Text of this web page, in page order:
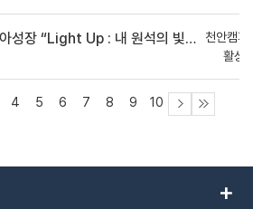
자기이해 및 자아성장 “Light Up : 내 원석의 빛을 찾아서” 집단상담 참여자 모집 안내 (마일리지 80점 지급!)
천안캠퍼
활상
4 5 6 7 8 9 10
add